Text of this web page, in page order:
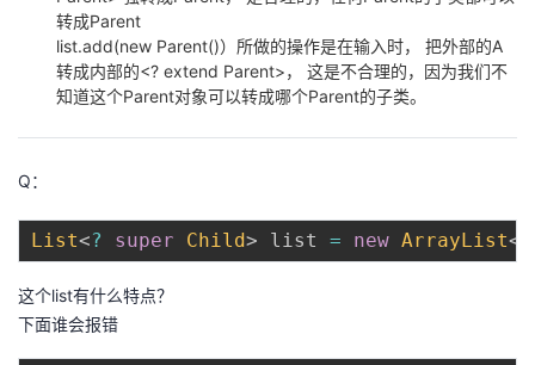
转成Parent
list.add(new Parent()）所做的操作是在输入时， 把外部的A
转成内部的<? extend Parent>， 这是不合理的，因为我们不
知道这个Parent对象可以转成哪个Parent的子类。
Q：
List<? super Child> list = new ArrayList<
这个list有什么特点？
下面谁会报错